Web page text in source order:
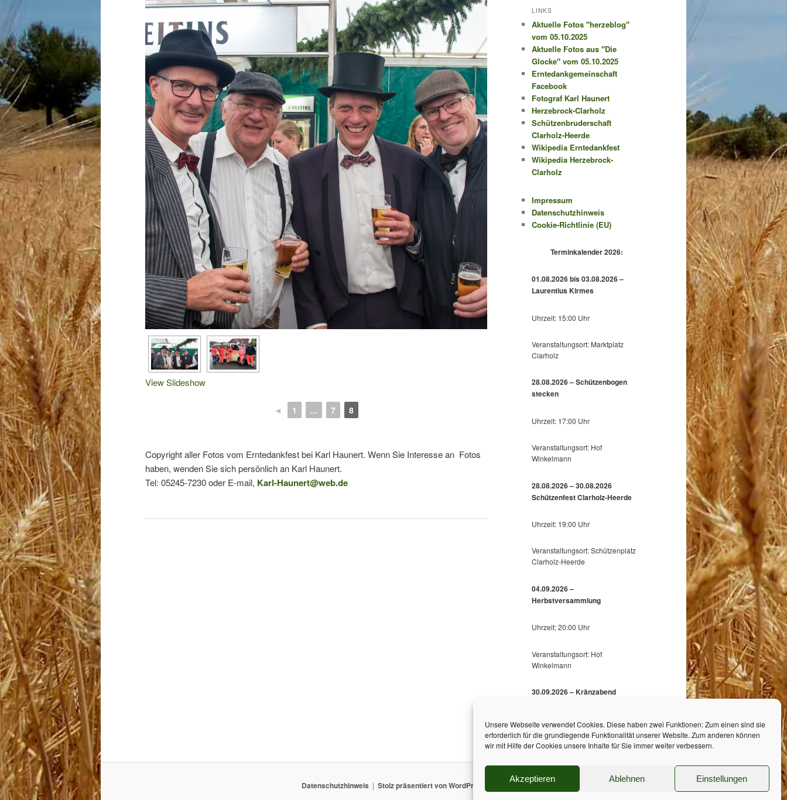
Unsere Webseite verwendet Cookies. Diese haben zwei Funktionen: Zum einen sind sie
erforderlich für die grundlegende Funktionalität unserer Website. Zum anderen können
wir mit Hilfe der Cookies unsere Inhalte für Sie immer weiter verbessern.
Akzeptieren Ablehnen Einstellungen
View Slideshow
◄ 1 ... 7 8
Copyright aller Fotos vom Erntedankfest bei Karl Haunert. Wenn Sie Interesse an Fotos
haben, wenden Sie sich persönlich an Karl Haunert.
Tel: 05245-7230 oder E-mail, Karl-Haunert@web.de
LINKS
Aktuelle Fotos "herzeblog"
vom 05.10.2025
Aktuelle Fotos aus "Die
Glocke" vom 05.10.2025
Erntedankgemeinschaft
Facebook
Fotograf Karl Haunert
Herzebrock-Clarholz
Schützenbruderschaft
Clarholz-Heerde
Wikipedia Erntedankfest
Wikipedia Herzebrock-
Clarholz
Impressum
Datenschutzhinweis
Cookie-Richtlinie (EU)
Terminkalender 2026:
01.08.2026 bis 03.08.2026 –
Laurentius Kirmes
Uhrzeit: 15:00 Uhr
Veranstaltungsort: Marktplatz
Clarholz
28.08.2026 – Schützenbogen
stecken
Uhrzeit: 17:00 Uhr
Veranstaltungsort: Hof
Winkelmann
28.08.2026 – 30.08.2026
Schützenfest Clarholz-Heerde
Uhrzeit: 19:00 Uhr
Veranstaltungsort: Schützenplatz
Clarholz-Heerde
04.09.2026 –
Herbstversammlung
Uhrzeit: 20:00 Uhr
Veranstaltungsort: Hof
Winkelmann
30.09.2026 – Kränzabend
Veranstaltungsort: Gärtnerei
Venneker
Datenschutzhinweis Stolz präsentiert von WordPress